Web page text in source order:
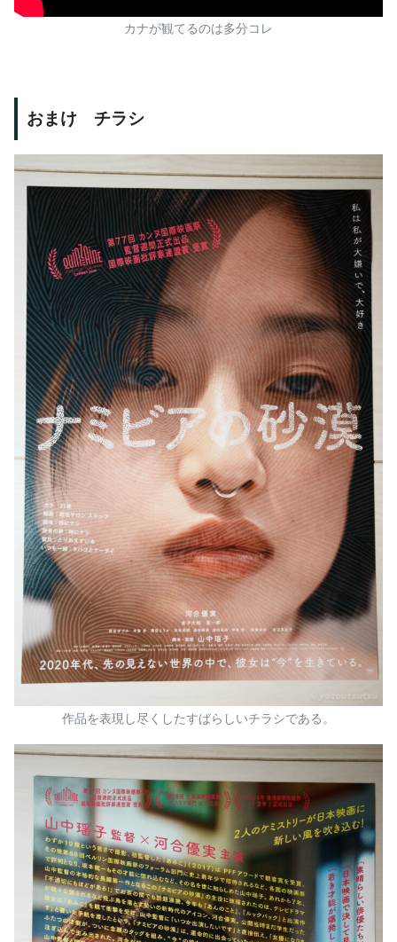
カナが観てるのは多分コレ
おまけ チラシ
作品を表現し尽くしたすばらしいチラシである。